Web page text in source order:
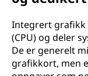
Integrert grafikk
(CPU) og deler
De er generelt
grafikkort, men